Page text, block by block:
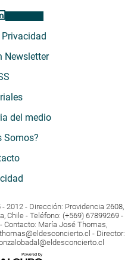
Newsletter
del medio
Somos?
2012 - Dirección: Providencia 2608,
Chile - Teléfono: (+569) 67899269 -
Contacto: María José Thomas,
- Director: